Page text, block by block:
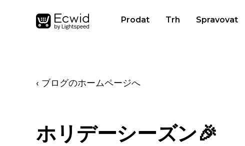
Prodat Trh Spravovat
‹ ブログのホームページへ
ホリデーシーズン🎉